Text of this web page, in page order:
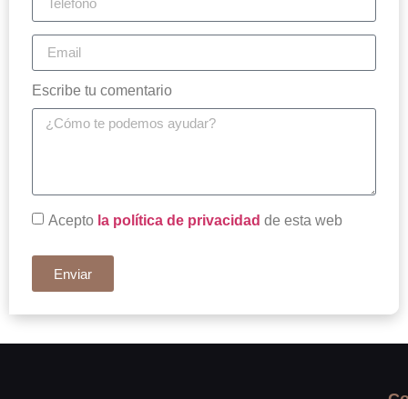
Escribe tu comentario
Acepto la política de privacidad de esta web
Enviar